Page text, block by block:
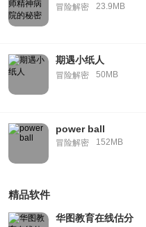
冒险解密 23.9MB
期遇小纸人
冒险解密 50MB
power ball
冒险解密 152MB
精品软件
华图教育在线估分